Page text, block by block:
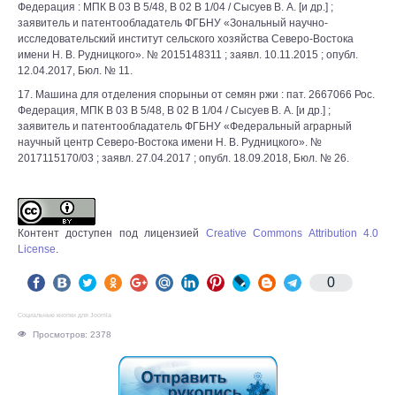
Федерация : МПК В 03 В 5/48, В 02 В 1/04 / Сысуев В. А. [и др.] ;
заявитель и патентообладатель ФГБНУ «Зональный научно-
исследовательский институт сельского хозяйства Северо-Востока
имени Н. В. Рудницкого». № 2015148311 ; заявл. 10.11.2015 ; опубл.
12.04.2017, Бюл. № 11.
17. Машина для отделения спорыньи от семян ржи : пат. 2667066 Рос.
Федерация, МПК В 03 В 5/48, В 02 В 1/04 / Сысуев В. А. [и др.] ;
заявитель и патентообладатель ФГБНУ «Федеральный аграрный
научный центр Северо-Востока имени Н. В. Рудницкого». №
2017115170/03 ; заявл. 27.04.2017 ; опубл. 18.09.2018, Бюл. № 26.
Контент доступен под лицензией Creative Commons Attribution 4.0
License.
0
Социальные кнопки для Joomla
Просмотров: 2378